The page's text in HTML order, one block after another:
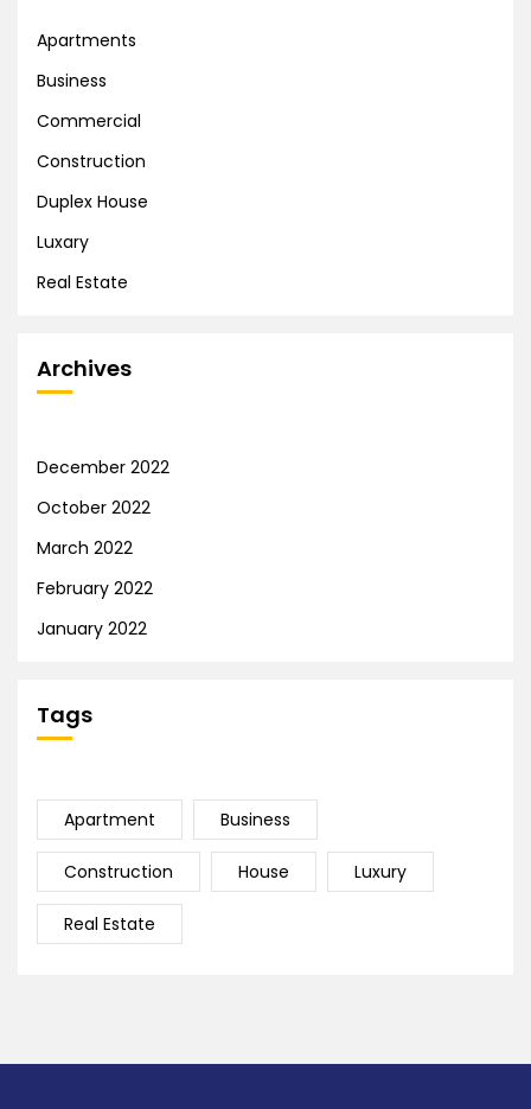
Apartments
Business
Commercial
Construction
Duplex House
Luxary
Real Estate
Archives
December 2022
October 2022
March 2022
February 2022
January 2022
Tags
Apartment Business
Construction House Luxury
Real Estate